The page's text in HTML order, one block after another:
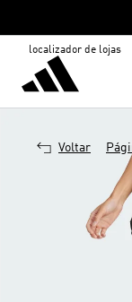
localizador de lojas
Voltar